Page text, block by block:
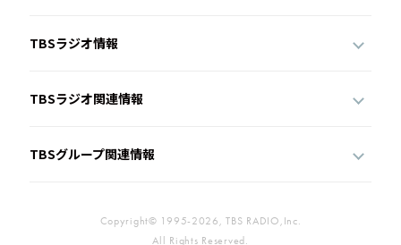
TBSラジオ情報
TBSラジオ関連情報
TBSグループ関連情報
Copyright© 1995-2026, TBS RADIO,Inc.
All Rights Reserved.